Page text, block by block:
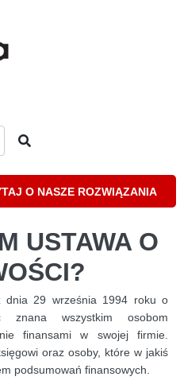
O NASZE ROZWIĄZANIA
USTAWA O
29 września 1994 roku o
znana wszystkim osobom
finansami w swojej firmie.
oraz osoby, które w jakiś
podsumowań finansowych.